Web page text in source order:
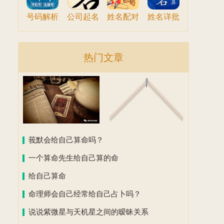
号码解析 公司起名 姓名配对 姓名详批
热门文章
莪默会给自己算命吗？
一个算命先生给自己算的命
给自己算命
命理师会自己经常给自己占卜吗？
说说紫微星与天机星之间的暧昧关系